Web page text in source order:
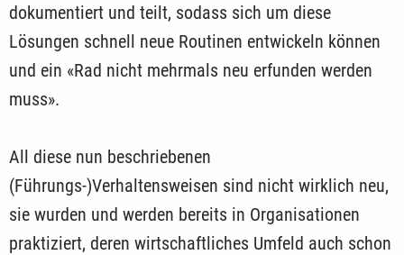
dokumentiert und teilt, sodass sich um diese
Lösungen schnell neue Routinen entwickeln können
und ein «Rad nicht mehrmals neu erfunden werden
muss».
All diese nun beschriebenen
(Führungs-)Verhaltensweisen sind nicht wirklich neu,
sie wurden und werden bereits in Organisationen
praktiziert, deren wirtschaftliches Umfeld auch schon